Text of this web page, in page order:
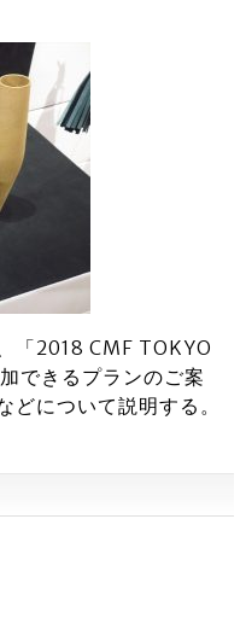
「2018 CMF TOKYO
できるプランのご案
どについて説明する。